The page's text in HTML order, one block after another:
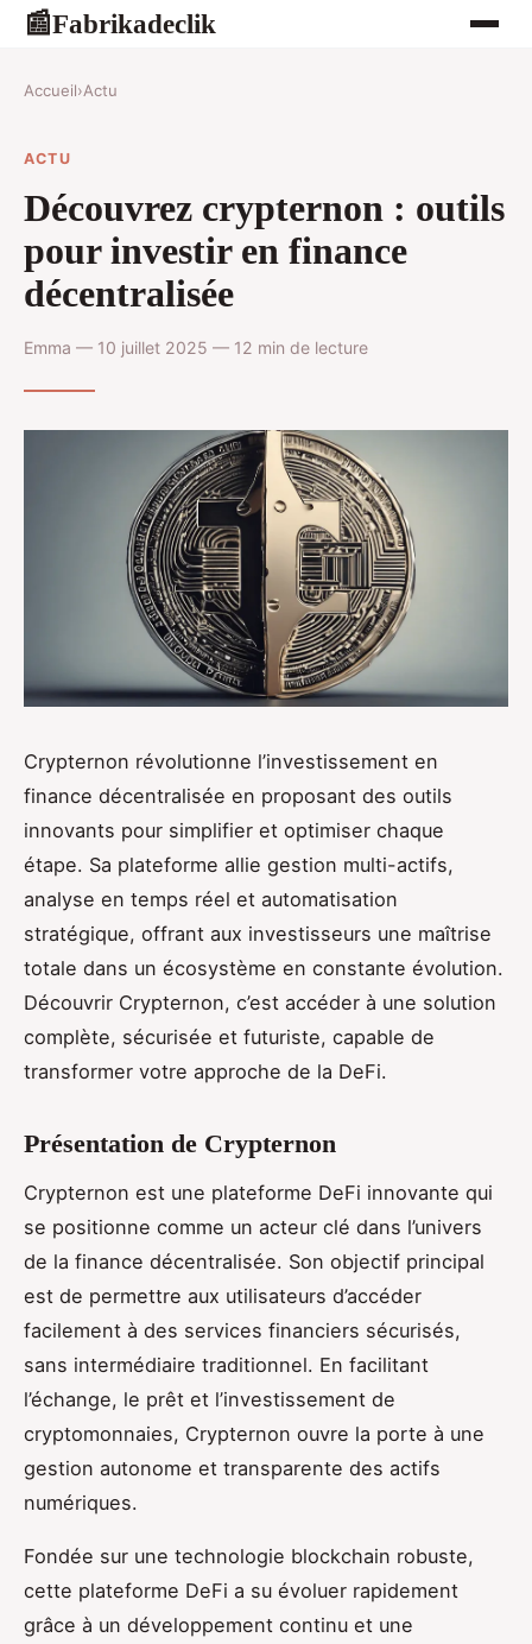
📰Fabrikadeclik
Accueil›Actu
ACTU
Découvrez crypternon : outils
pour investir en finance
décentralisée
Emma — 10 juillet 2025 — 12 min de lecture
Crypternon révolutionne l’investissement en
finance décentralisée en proposant des outils
innovants pour simplifier et optimiser chaque
étape. Sa plateforme allie gestion multi-actifs,
analyse en temps réel et automatisation
stratégique, offrant aux investisseurs une maîtrise
totale dans un écosystème en constante évolution.
Découvrir Crypternon, c’est accéder à une solution
complète, sécurisée et futuriste, capable de
transformer votre approche de la DeFi.
Présentation de Crypternon
Crypternon est une plateforme DeFi innovante qui
se positionne comme un acteur clé dans l’univers
de la finance décentralisée. Son objectif principal
est de permettre aux utilisateurs d’accéder
facilement à des services financiers sécurisés,
sans intermédiaire traditionnel. En facilitant
l’échange, le prêt et l’investissement de
cryptomonnaies, Crypternon ouvre la porte à une
gestion autonome et transparente des actifs
numériques.
Fondée sur une technologie blockchain robuste,
cette plateforme DeFi a su évoluer rapidement
grâce à un développement continu et une